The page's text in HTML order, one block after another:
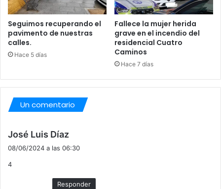
s
.
Seguimos recuperando el
pavimento de nuestras
calles.
Hace 5 días
Fallece la mujer herida
grave en el incendio del
residencial Cuatro
Caminos
Hace 7 días
Un comentario
José Luis Díaz
:
08/06/2024 a las 06:30
4
Responder